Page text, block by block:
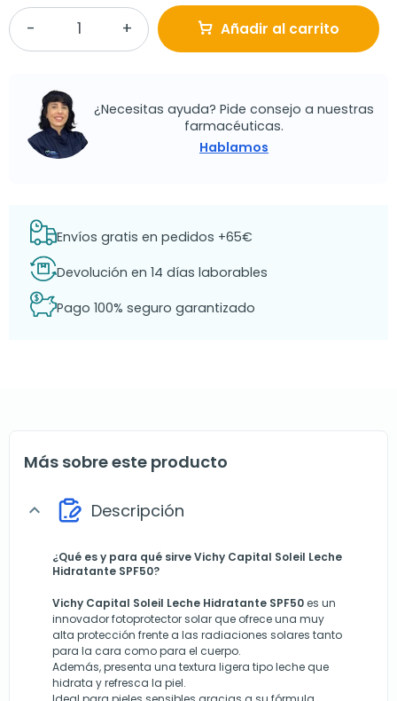
Añadir al carrito
¿Necesitas ayuda? Pide consejo a nuestras
farmacéuticas.
Hablamos
Envíos gratis en pedidos +65€
Devolución en 14 días laborables
Pago 100% seguro garantizado
Más sobre este producto
expand_more Descripción
¿Qué es y para qué sirve Vichy Capital Soleil Leche
Hidratante SPF50?
Vichy Capital Soleil Leche Hidratante SPF50es un
innovador fotoprotector solar que ofrece una muy
alta protección frente a las radiaciones solares tanto
para la cara como para el cuerpo.
Además, presenta una textura ligera tipo leche que
hidrata y refresca la piel.